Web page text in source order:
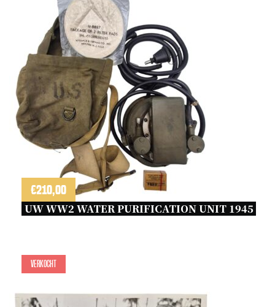
€210,00
Verkocht